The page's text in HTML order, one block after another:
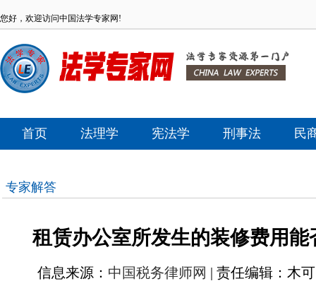
您好，欢迎访问中国法学专家网!
首页 法理学 宪法学 刑事法 民
专家解答
租赁办公室所发生的装修费用
信息来源： 中国税务律师网 | 责任编辑：木